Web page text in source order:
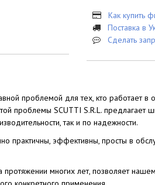
Как купить
Поставка в
Сделать
проблемой для тех, кто работает в
проблемы SCUTTI S.R.L. предлагает
так и по надежности.
эффективны, просты в
многих лет, позволяет